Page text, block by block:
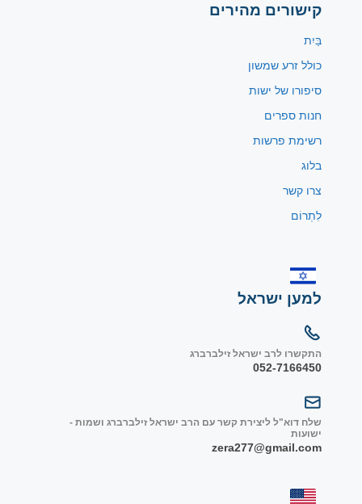
קישורים מהירים
בַּיִת
כולל זרע שמשון
סיפורו של ישות
חנות ספרים
רשימת פרשות
בלוג
צרו קשר
לִתְרוֹם
למען ישראל
התקשרו לרב ישראל זילברברג
052-7166450
שלח דוא"ל ליצירת קשר עם הרב ישראל זילברברג ושמות -
ישועות
zera277@gmail.com